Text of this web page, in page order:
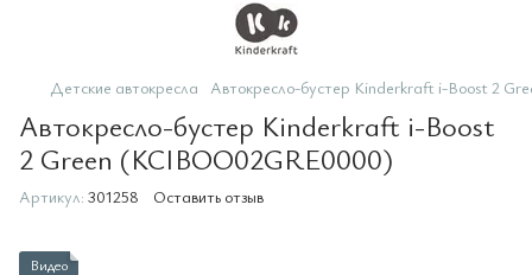
Детские автокресла Автокресло-бустер Kinderkraft i-Boost 2
Автокресло-бустер Kinderkraft i-Boost
2 Green (KCIBOO02GRE0000)
Артикул: 301258 Оставить отзыв
Видео